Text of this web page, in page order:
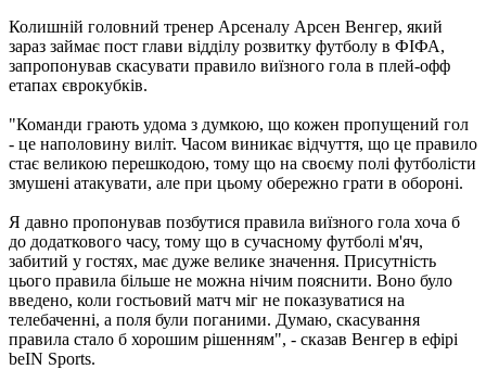
Колишній головний тренер Арсеналу Арсен Венгер, який
зараз займає пост глави відділу розвитку футболу в ФІФА,
запропонував скасувати правило виїзного гола в плей-офф
етапах єврокубків.
"Команди грають удома з думкою, що кожен пропущений гол
- це наполовину виліт. Часом виникає відчуття, що це правило
стає великою перешкодою, тому що на своєму полі футболісти
змушені атакувати, але при цьому обережно грати в обороні.
Я давно пропонував позбутися правила виїзного гола хоча б
до додаткового часу, тому що в сучасному футболі м'яч,
забитий у гостях, має дуже велике значення. Присутність
цього правила більше не можна нічим пояснити. Воно було
введено, коли гостьовий матч міг не показуватися на
телебаченні, а поля були поганими. Думаю, скасування
правила стало б хорошим рішенням", - сказав Венгер в ефірі
beIN Sports.